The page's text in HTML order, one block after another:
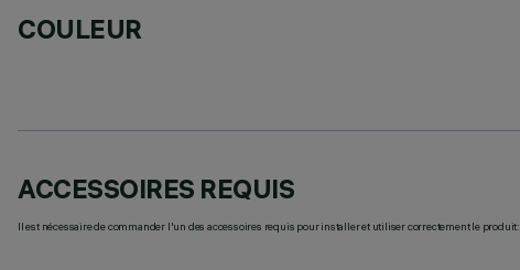
COULEUR
ACCESSOIRES REQUIS
Il est nécessaire de commander l'un des accessoires requis pour installer et utiliser correctement le produit: